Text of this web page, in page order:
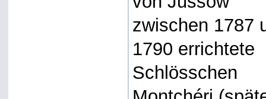
zwischen 1787
1790 errichtete
Schlösschen